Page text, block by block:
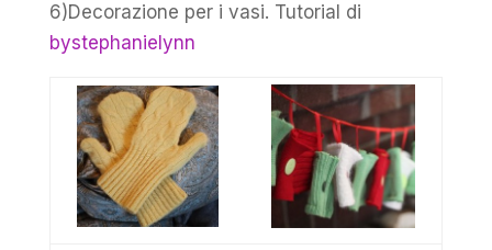
6)Decorazione per i vasi. Tutorial di
bystephanielynn